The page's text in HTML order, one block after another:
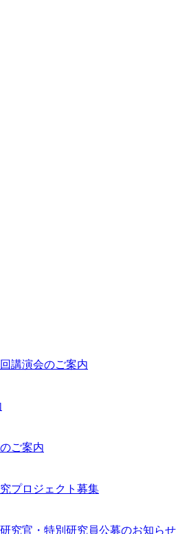
講演会のご案内
ご案内
プロジェクト募集
究官・特別研究員公募のお知らせ